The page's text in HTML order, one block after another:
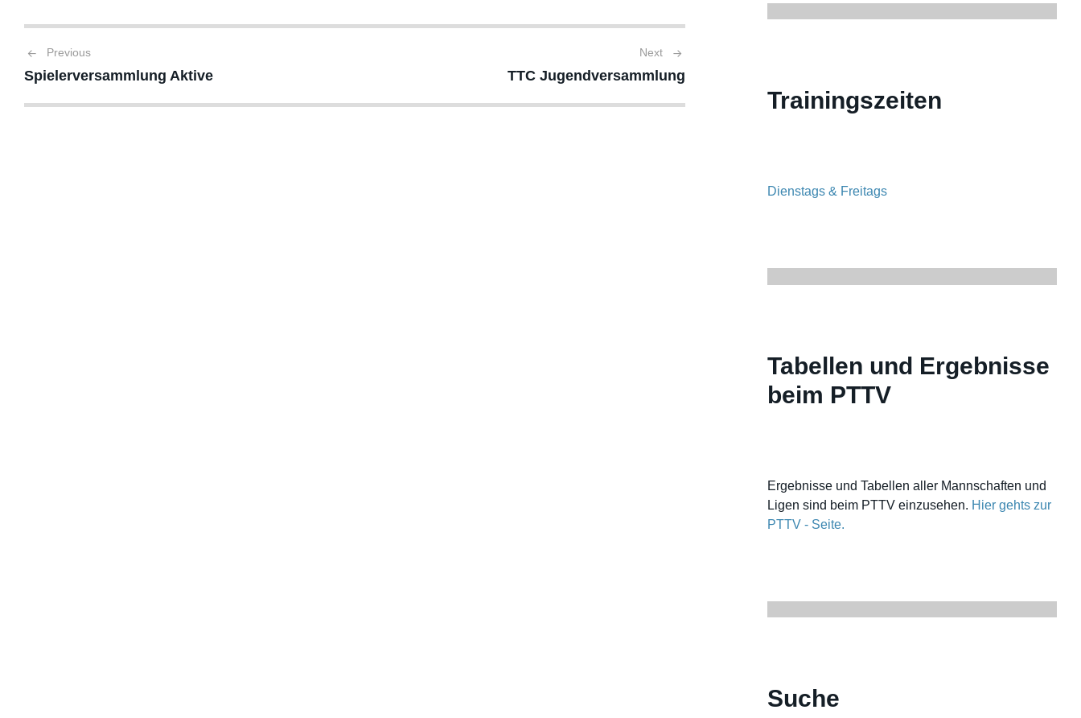
Beitragsnavigation
Previous
Spielerversammlung Aktive
Next
TTC Jugendversammlung
Trainingszeiten
Dienstags & Freitags
Tabellen und Ergebnisse
beim PTTV
Ergebnisse und Tabellen aller Mannschaften und
Ligen sind beim PTTV einzusehen. Hier gehts zur
PTTV - Seite.
Suche